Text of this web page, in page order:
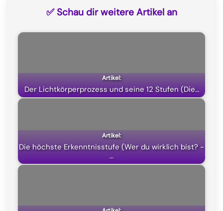
o
k
a
m
p
p
T
t
e
✅ Schau dir weitere Artikel an
Der Lichtkörperprozess und seine 12 Stufen (Die…
Die höchste Erkenntnisstufe (Wer du wirklich bist? -
…